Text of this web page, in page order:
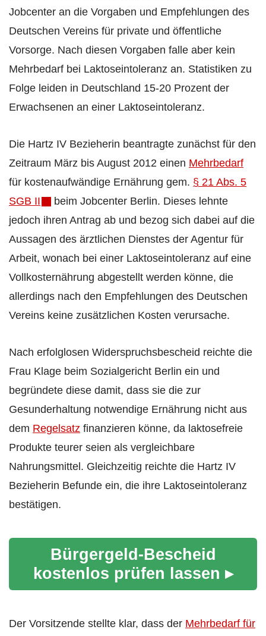
Jobcenter an die Vorgaben und Empfehlungen des
Deutschen Vereins für private und öffentliche
Vorsorge. Nach diesen Vorgaben falle aber kein
Mehrbedarf bei Laktoseintoleranz an. Statistiken zu
Folge leiden in Deutschland 15-20 Prozent der
Erwachsenen an einer Laktoseintoleranz.
Die Hartz IV Bezieherin beantragte zunächst für den
Zeitraum März bis August 2012 einen Mehrbedarf
für kostenaufwändige Ernährung gem. § 21 Abs. 5
SGB II
beim Jobcenter Berlin. Dieses lehnte
jedoch ihren Antrag ab und bezog sich dabei auf die
Aussagen des ärztlichen Dienstes der Agentur für
Arbeit, wonach bei einer Laktoseintoleranz auf eine
Vollkosternährung abgestellt werden könne, die
allerdings nach den Empfehlungen des Deutschen
Vereins keine zusätzlichen Kosten verursache.
Nach erfolglosen Widerspruchsbescheid reichte die
Frau Klage beim Sozialgericht Berlin ein und
begründete diese damit, dass sie die zur
Gesunderhaltung notwendige Ernährung nicht aus
dem Regelsatz finanzieren könne, da laktosefreie
Produkte teurer seien als vergleichbare
Nahrungsmittel. Gleichzeitig reichte die Hartz IV
Bezieherin Befunde ein, die ihre Laktoseintoleranz
bestätigen.
Bürgergeld-Bescheid
kostenlos prüfen lassen ▸
Der Vorsitzende stellte klar, dass der Mehrbedarf für